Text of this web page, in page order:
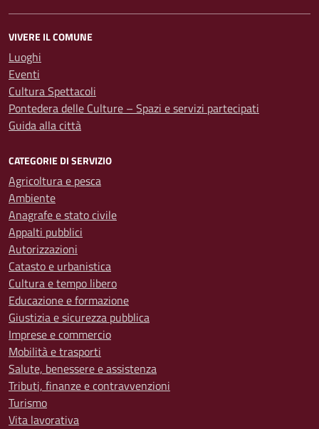
VIVERE IL COMUNE
Luoghi
Eventi
Cultura Spettacoli
Pontedera delle Culture – Spazi e servizi partecipati
Guida alla città
CATEGORIE DI SERVIZIO
Agricoltura e pesca
Ambiente
Anagrafe e stato civile
Appalti pubblici
Autorizzazioni
Catasto e urbanistica
Cultura e tempo libero
Educazione e formazione
Giustizia e sicurezza pubblica
Imprese e commercio
Mobilità e trasporti
Salute, benessere e assistenza
Tributi, finanze e contravvenzioni
Turismo
Vita lavorativa